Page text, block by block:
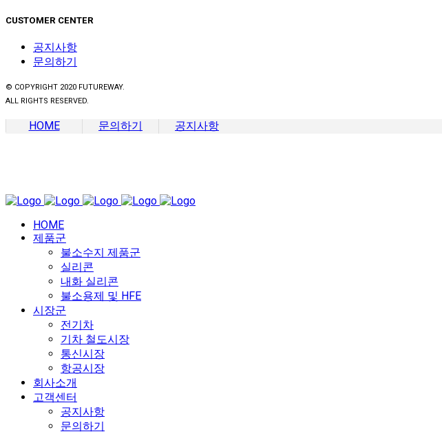
CUSTOMER CENTER
공지사항
문의하기
© COPYRIGHT 2020 FUTUREWAY.
ALL RIGHTS RESERVED.
HOME 문의하기 공지사항
HOME
제품군
불소수지 제품군
실리콘
내화 실리콘
불소용제 및 HFE
시장군
전기차
기차 철도시장
통신시장
항공시장
회사소개
고객센터
공지사항
문의하기